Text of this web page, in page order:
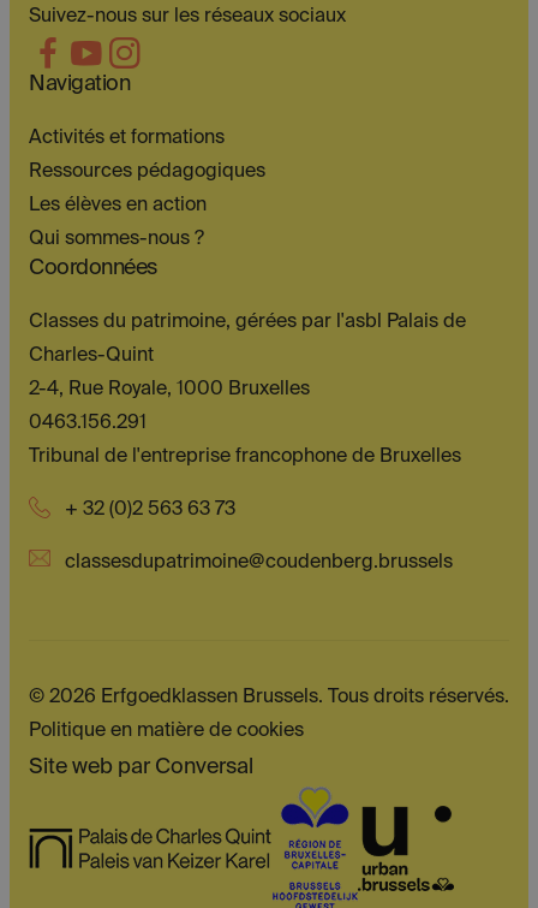
Suivez-nous sur les réseaux sociaux
Navigation
Activités et formations
Ressources pédagogiques
Les élèves en action
Qui sommes-nous ?
Coordonnées
Classes du patrimoine, gérées par l'asbl Palais de
Charles-Quint
2-4, Rue Royale, 1000 Bruxelles
0463.156.291
Tribunal de l'entreprise francophone de Bruxelles
+ 32 (0)2 563 63 73
classesdupatrimoine@coudenberg.brussels
© 2026 Erfgoedklassen Brussels. Tous droits réservés.
Politique en matière de cookies
Site web par Conversal